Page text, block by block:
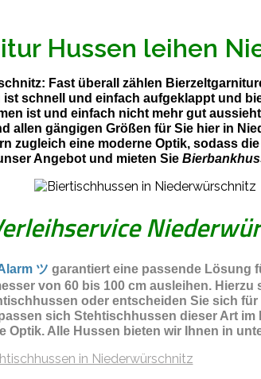
Hussen leihen
Fast überall zählen
schnell und einfach aufgeklappt und
ist und einfach nicht mehr gut
allen gängigen Größen für Sie hier in
zugleich eine moderne Optik, sodass
Angebot und mieten Sie
ツ garantiert eine passende Lösung
von 60 bis 100 cm ausleihen.
oder entscheiden Sie sich
sich Stehtischhussen dieser Art
Optik. Alle Hussen bieten wir Ihnen in